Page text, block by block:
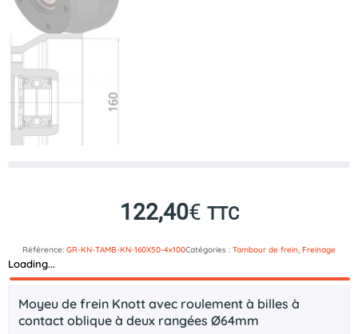
122,40€ TTC
Référence: GR-KN-TAMB-KN-160X50-4x100Catégories : Tambour de frein, Freinage
Loading...
Description
Moyeu de frein Knott avec roulement à billes à
contact oblique à deux rangées Ø64mm